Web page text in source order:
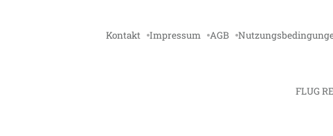
Kontakt Impressum AGB
FLUG